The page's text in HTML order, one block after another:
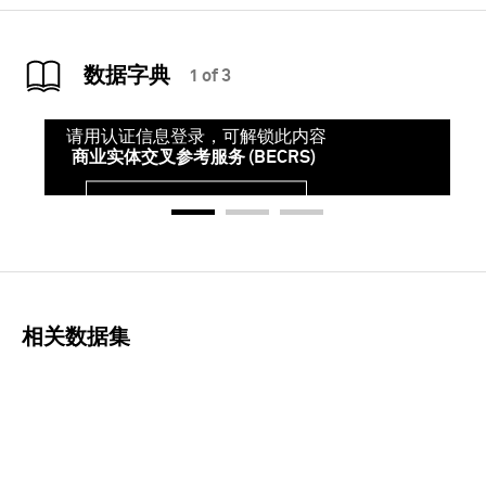
数据字典 1 of 3
商业实体交叉参考服务 (BECRS)
请用认证信息登录，可解锁此内容
登录
相关数据集